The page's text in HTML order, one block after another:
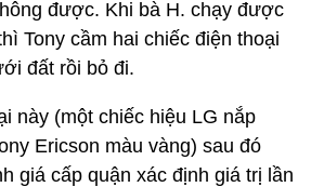
được. Khi bà H. chạy được
Tony cầm hai chiếc điện thoại
đất rồi bỏ đi.
này (một chiếc hiệu LG nắp
Ericson màu vàng) sau đó
giá cấp quận xác định giá trị lần